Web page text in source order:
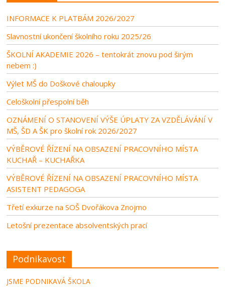
INFORMACE K PLATBÁM 2026/2027
Slavnostní ukončení školního roku 2025/26
ŠKOLNÍ AKADEMIE 2026 – tentokrát znovu pod širým
nebem :)
Výlet MŠ do Doškové chaloupky
Celoškolní přespolní běh
OZNÁMENÍ O STANOVENÍ VÝŠE ÚPLATY ZA VZDĚLÁVÁNÍ V
MŠ, ŠD A ŠK pro školní rok 2026/2027
VÝBĚROVÉ ŘÍZENÍ NA OBSAZENÍ PRACOVNÍHO MÍSTA
KUCHAŘ – KUCHAŘKA
VÝBĚROVÉ ŘÍZENÍ NA OBSAZENÍ PRACOVNÍHO MÍSTA
ASISTENT PEDAGOGA
Třetí exkurze na SOŠ Dvořákova Znojmo
Letošní prezentace absolventských prací
Podnikavost
JSME PODNIKAVÁ ŠKOLA